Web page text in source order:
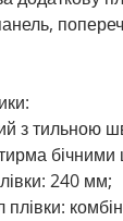
з
240 мм;